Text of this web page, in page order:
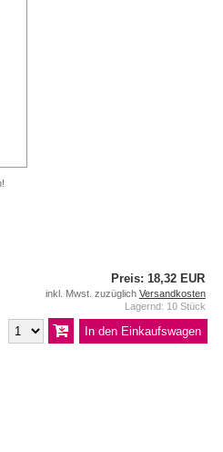
Preis: 18,32 EUR
inkl. Mwst. zuzüglich Versandkosten
Lagernd: 10 Stück